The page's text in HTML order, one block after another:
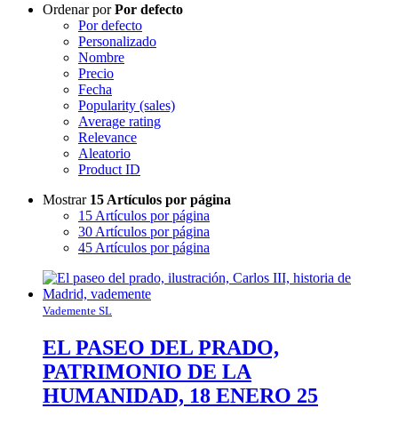
Ordenar porPor defecto
Por defecto
Personalizado
Nombre
Precio
Fecha
Popularity (sales)
Average rating
Relevance
Aleatorio
Product ID
Mostrar 15 Artículos por página
15 Artículos por página
30 Artículos por página
45 Artículos por página
Vademente SL
EL PASEO DEL PRADO,
PATRIMONIO DE LA
HUMANIDAD, 18 ENERO 25